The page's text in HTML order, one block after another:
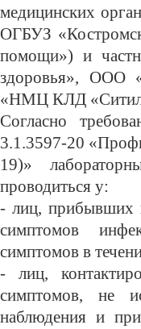
медицинских
ОГБУЗ
помощи») и
здоровья», ООО
«НМЦ КЛД
Согласно
3.1.3597-20
19)»
проводиться у:
- лиц, прибывших
симптомов
симптомов в
- лиц,
симптомов, не
наблюдения и